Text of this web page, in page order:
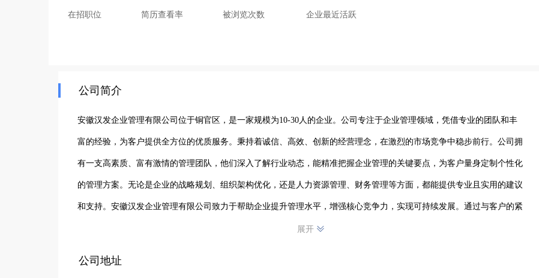
在招职位 简历查看率 被浏览次数 企业最近活跃
公司简介
安徽汉发企业管理有限公司位于铜官区，是一家规模为10-30人的企业。公司专注于企业管理领域，凭借专业的团队和丰
富的经验，为客户提供全方位的优质服务。秉持着诚信、高效、创新的经营理念，在激烈的市场竞争中稳步前行。公司拥
有一支高素质、富有激情的管理团队，他们深入了解行业动态，能精准把握企业管理的关键要点，为客户量身定制个性化
的管理方案。无论是企业的战略规划、组织架构优化，还是人力资源管理、财务管理等方面，都能提供专业且实用的建议
和支持。安徽汉发企业管理有限公司致力于帮助企业提升管理水平，增强核心竞争力，实现可持续发展。通过与客户的紧
密合作，不断挖掘企业潜力，助力企业在市场中脱颖而出，赢得了众多客户的信赖与好评。未来，公司将继续秉承初心，
展开
公司地址